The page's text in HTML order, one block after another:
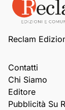
Reclam
Contatti
Chi Siamo
Editore
Pubblicità Su